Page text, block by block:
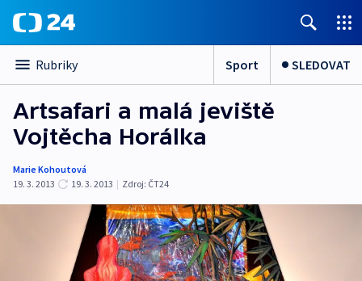
Rubriky Sport SLEDOVAT
Artsafari a malá jeviště
Vojtěcha Horálka
Marie Kohoutová
19. 3. 2013
19. 3. 2013 | Zdroj: ČT24